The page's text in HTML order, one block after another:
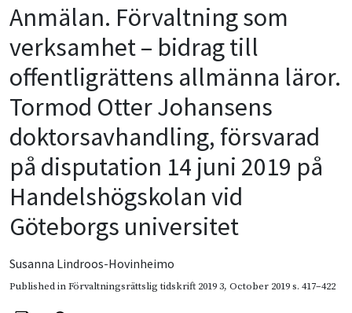
Anmälan. Förvaltning som
verksamhet – bidrag till
offentligrättens allmänna läror.
Tormod Otter Johansens
doktorsavhandling, försvarad
på disputation 14 juni 2019 på
Handelshögskolan vid
Göteborgs universitet
Susanna Lindroos-Hovinheimo
Published inFörvaltningsrättslig tidskrift 2019 3, October 2019s. 417–422